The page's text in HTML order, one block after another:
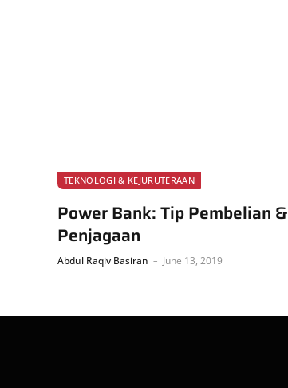
TEKNOLOGI & KEJURUTERAAN
Power Bank: Tip Pembelian &
Penjagaan
Abdul Raqiv Basiran June 13, 2019